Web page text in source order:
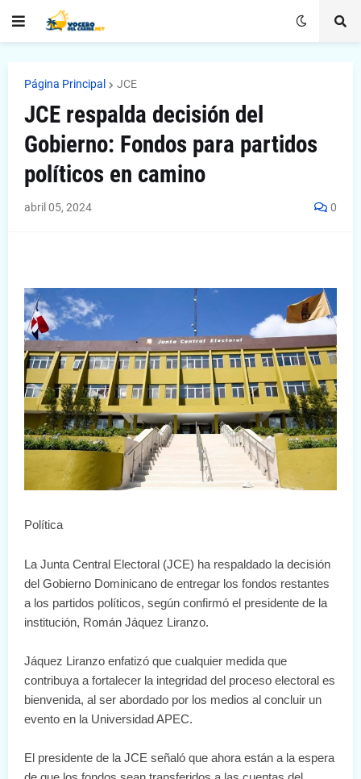
Página Principal JCE
JCE respalda decisión del
Gobierno: Fondos para partidos
políticos en camino
abril 05, 2024 0
Política
La Junta Central Electoral (JCE) ha respaldado la decisión
del Gobierno Dominicano de entregar los fondos restantes
a los partidos políticos, según confirmó el presidente de la
institución, Román Jáquez Liranzo.
Jáquez Liranzo enfatizó que cualquier medida que
contribuya a fortalecer la integridad del proceso electoral es
bienvenida, al ser abordado por los medios al concluir un
evento en la Universidad APEC.
El presidente de la JCE señaló que ahora están a la espera